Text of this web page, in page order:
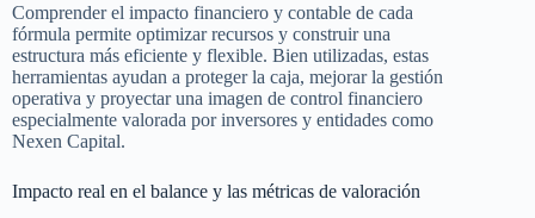
Comprender el impacto financiero y contable de cada
fórmula permite optimizar recursos y construir una
estructura más eficiente y flexible. Bien utilizadas, estas
herramientas ayudan a proteger la caja, mejorar la gestión
operativa y proyectar una imagen de control financiero
especialmente valorada por inversores y entidades como
Nexen Capital.
Impacto real en el balance y las métricas de valoración